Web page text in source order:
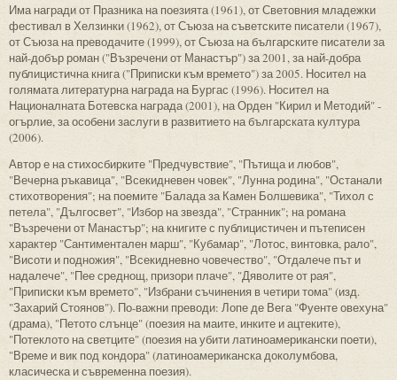
Има награди от Празника на поезията (1961), от Световния младежки
фестивал в Хелзинки (1962), от Съюза на съветските писатели (1967),
от Съюза на преводачите (1999), от Съюза на българските писатели за
най-добър роман ("Възречени от Манастър") за 2001, за най-добра
публицистична книга ("Приписки към времето") за 2005. Носител на
голямата литературна награда на Бургас (1996). Носител на
Националната Ботевска награда (2001), на Орден "Кирил и Методий" -
огърлие, за особени заслуги в развитието на българската култура
(2006).
Автор е на стихосбирките "Предчувствие", "Пътища и любов",
"Вечерна ръкавица", "Всекидневен човек", "Лунна родина", "Останали
стихотворения"; на поемите "Балада за Камен Болшевика", "Тихол с
петела", "Дългосвет", "Избор на звезда", "Странник"; на романа
"Възречени от Манастър"; на книгите с публицистичен и пътеписен
характер "Сантиментален марш", "Кубамар", "Лотос, винтовка, рало",
"Висоти и подножия", "Всекидневно човечество", "Отдалече път и
надалече", "Пее среднощ, призори плаче", "Дяволите от рая",
"Приписки към времето", "Избрани съчинения в четири тома" (изд.
"Захарий Стоянов"). По-важни преводи: Лопе де Вега "Фуенте овехуна"
(драма), "Петото слънце" (поезия на маите, инките и ацтеките),
"Потеклото на светците" (поезия на убити латиноамерикански поети),
"Време и вик под кондора" (латиноамериканска доколумбова,
класическа и съвременна поезия).